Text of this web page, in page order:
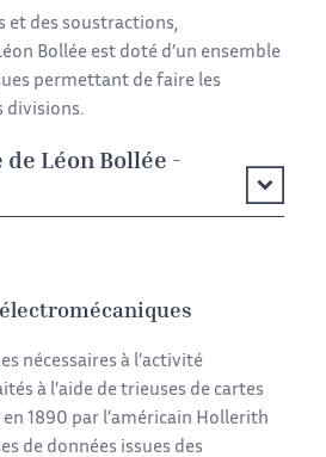
et des soustractions,
Bollée est doté d’un ensemble
permettant de faire les
divisions.
Léon Bollée -
nécessaires à l’activité
à l’aide de trieuses de cartes
1890 par l’américain Hollerith
de données issues des